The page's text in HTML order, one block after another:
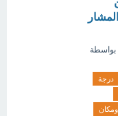
بواسطة
درجة
ومكان